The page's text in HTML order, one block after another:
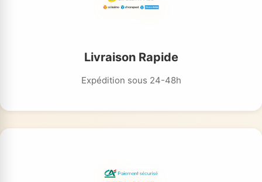
Livraison Rapide
Expédition sous 24-48h